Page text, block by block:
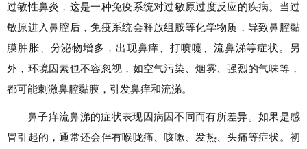
过敏性鼻炎，这是一种免疫系统对过敏原过度反应的疾病。当过
敏原进入鼻腔后，免疫系统会释放组胺等化学物质，导致鼻腔黏
膜肿胀、分泌物增多，出现鼻痒、打喷嚏、流鼻涕等症状。另
外，环境因素也不容忽视，如空气污染、烟雾、强烈的气味等，
都可能刺激鼻腔黏膜，引发鼻痒和流涕。
鼻子痒流鼻涕的症状表现因病因不同而有所差异。如果是感
冒引起的，通常还会伴有喉咙痛、咳嗽、发热、头痛等症状。初